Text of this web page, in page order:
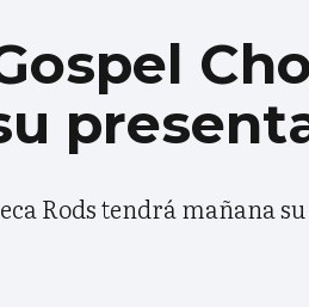
Rods tendrá mañana